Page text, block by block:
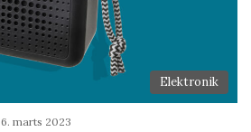
Elektronik
6. marts 2023